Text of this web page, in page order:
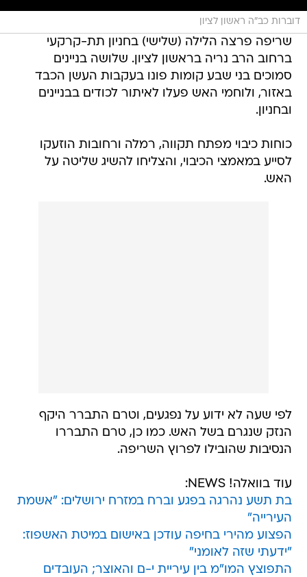
דוברות כב"ה ראשון לציון
שריפה פרצה הלילה (שלישי) בחניון תת-קרקעי
ברחוב הרב נריה בראשון לציון. שלושה בניינים
סמוכים בני שבע קומות פונו בעקבות העשן הכבד
באזור, ולוחמי האש פעלו לאיתור לכודים בבניינים
ובחניון.
כוחות כיבוי מפתח תקווה, רמלה ורחובות הוזעקו
לסייע במאמצי הכיבוי, והצליחו להשיג שליטה על
האש.
לפי שעה לא ידוע על נפגעים, וטרם התברר היקף
הנזק שנגרם בשל האש. כמו כן, טרם התבררו
הנסיבות שהובילו לפרוץ השריפה.
עוד בוואלה! NEWS:
בת תשע נהרגה בפגע וברח במזרח ירושלים: "אשמת
העירייה"
הפצוע מהירי בחיפה עודכן באישום במיטת האשפוז:
"ידעתי שזה לאומני"
התפוצץ המו"מ בין עיריית י-ם והאוצר; העובדים